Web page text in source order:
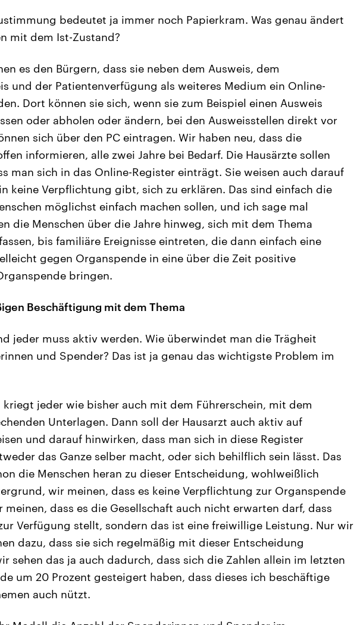
bedeutet ja immer noch Papierkram. Was genau ändert
mit dem Ist-Zustand?
es den Bürgern, dass sie neben dem Ausweis, dem
und der Patientenverfügung als weiteres Medium ein Online-
Dort können sie sich, wenn sie zum Beispiel einen Ausweis
oder abholen oder ändern, bei den Ausweisstellen direkt vor
sich über den PC eintragen. Wir haben neu, dass die
informieren, alle zwei Jahre bei Bedarf. Die Hausärzte sollen
man sich in das Online-Register einträgt. Sie weisen auch darauf
keine Verpflichtung gibt, sich zu erklären. Das sind einfach die
möglichst einfach machen sollen, und ich sage mal
die Menschen über die Jahre hinweg, sich mit dem Thema
bis familiäre Ereignisse eintreten, die dann einfach eine
gegen Organspende in eine über die Zeit positive
bringen.
Beschäftigung mit dem Thema
jeder muss aktiv werden. Wie überwindet man die Trägheit
und Spender? Das ist ja genau das wichtigste Problem im
kriegt jeder wie bisher auch mit dem Führerschein, mit dem
Unterlagen. Dann soll der Hausarzt auch aktiv auf
und darauf hinwirken, dass man sich in diese Register
das Ganze selber macht, oder sich behilflich sein lässt. Das
die Menschen heran zu dieser Entscheidung, wohlweißlich
wir meinen, dass es keine Verpflichtung zur Organspende
dass es die Gesellschaft auch nicht erwarten darf, dass
Verfügung stellt, sondern das ist eine freiwillige Leistung. Nur wir
dazu, dass sie sich regelmäßig mit dieser Entscheidung
sehen das ja auch dadurch, dass sich die Zahlen allein im letzten
um 20 Prozent gesteigert haben, dass dieses ich beschäftige
auch nützt.